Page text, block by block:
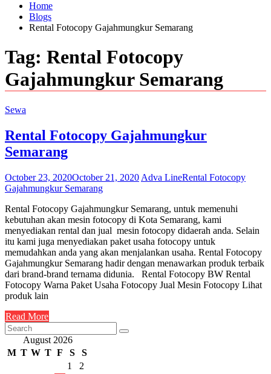
Home
Blogs
Rental Fotocopy Gajahmungkur Semarang
Tag: Rental Fotocopy
Gajahmungkur Semarang
Sewa
Rental Fotocopy Gajahmungkur
Semarang
October 23, 2020October 21, 2020 Adva LineRental Fotocopy
Gajahmungkur Semarang
Rental Fotocopy Gajahmungkur Semarang, untuk memenuhi
kebutuhan akan mesin fotocopy di Kota Semarang, kami
menyediakan rental dan jual mesin fotocopy didaerah anda. Selain
itu kami juga menyediakan paket usaha fotocopy untuk
memudahkan anda yang akan menjalankan usaha. Rental Fotocopy
Gajahmungkur Semarang hadir dengan menawarkan produk terbaik
dari brand-brand ternama didunia. Rental Fotocopy BW Rental
Fotocopy Warna Paket Usaha Fotocopy Jual Mesin Fotocopy Lihat
produk lain
Read More
August 2026
M T W T F S
S
1
2